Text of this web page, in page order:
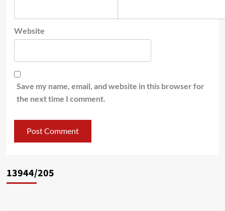
Website
Save my name, email, and website in this browser for
the next time I comment.
13944/205